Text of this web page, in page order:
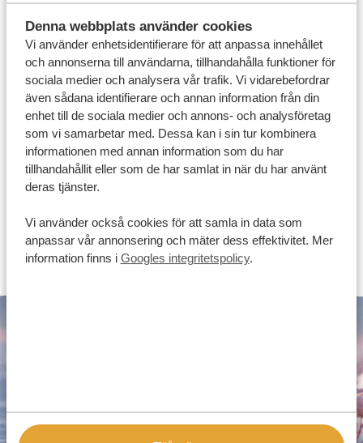
Denna webbplats använder cookies
Vi använder enhetsidentifierare för att anpassa innehållet
och annonserna till användarna, tillhandahålla funktioner för
sociala medier och analysera vår trafik. Vi vidarebefordrar
även sådana identifierare och annan information från din
enhet till de sociala medier och annons- och analysföretag
som vi samarbetar med. Dessa kan i sin tur kombinera
informationen med annan information som du har
tillhandahållit eller som de har samlat in när du har använt
deras tjänster.
Vi använder också cookies för att samla in data som
anpassar vår annonsering och mäter dess effektivitet. Mer
information finns i Googles integritetspolicy.
PANORAMA ROUTE
WESTERN CAPE